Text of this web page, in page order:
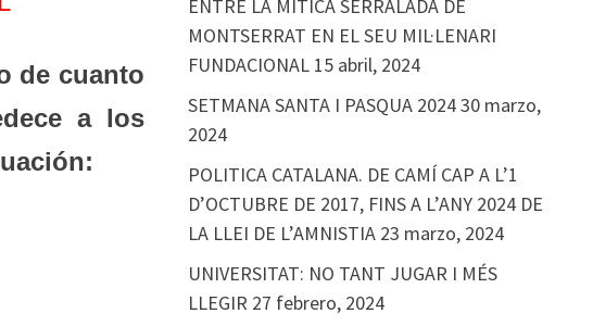
de cuanto
a los
ENTRE LA MÍTICA SERRALADA DE
MONTSERRAT EN EL SEU MIL·LENARI
FUNDACIONAL 15 abril, 2024
SETMANA SANTA I PASQUA 202430 marzo,
2024
POLITICA CATALANA. DE CAMÍ CAP A L’1
D’OCTUBRE DE 2017, FINS A L’ANY 2024 DE
LA LLEI DE L’AMNISTIA 23 marzo, 2024
UNIVERSITAT: NO TANT JUGAR I MÉS
LLEGIR 27 febrero, 2024